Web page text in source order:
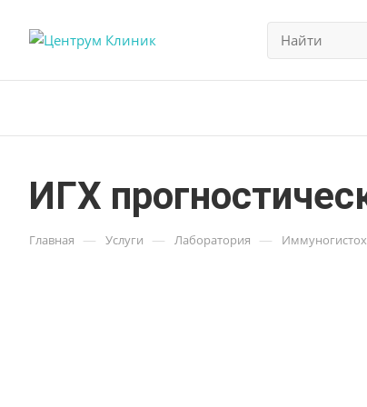
ИГХ
Главная — Услуги — Лаборатория —